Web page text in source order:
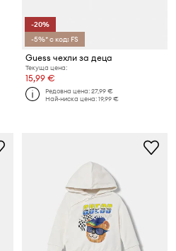
-20%
-5%* с код: FS
Guess чехли за деца
Текуща цена:
15,99 €
Редовна цена:27,99 €
Най-ниска цена:19,99 €